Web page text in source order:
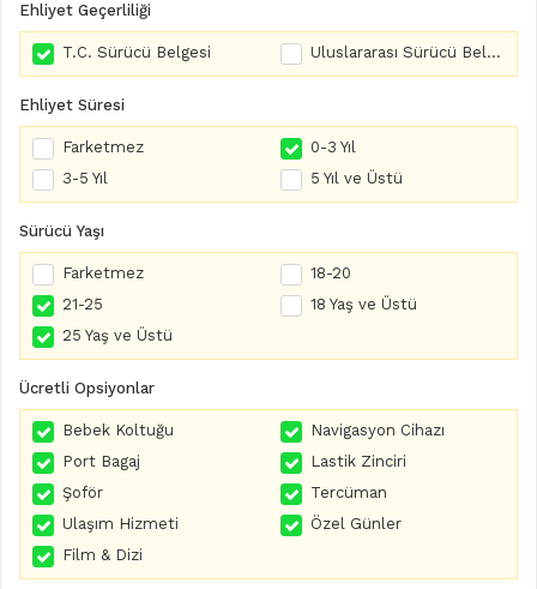
Ehliyet Geçerliliği
T.C. Sürücü Belgesi Uluslararası Sürücü Belgesi
Ehliyet Süresi
Farketmez
0-3 Yıl
3-5 Yıl
5 Yıl ve Üstü
Sürücü Yaşı
Farketmez
18-20
21-25
18 Yaş ve Üstü
25 Yaş ve Üstü
Ücretli Opsiyonlar
Bebek Koltuğu
Navigasyon Cihazı
Port Bagaj
Lastik Zinciri
Şoför
Tercüman
Ulaşım Hizmeti
Özel Günler
Film & Dizi